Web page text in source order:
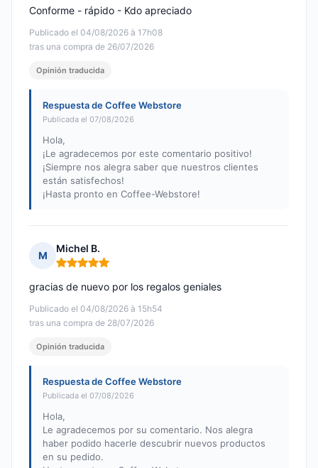
Publicado el 04/08/2026 à 17h08
tras una compra de 26/07/2026
Conforme - rápido - Kdo apreciado
Opinión traducida
Respuesta de Coffee Webstore
Publicada el 07/08/2026
Hola,
¡Le agradecemos por este comentario positivo!
¡Siempre nos alegra saber que nuestros clientes
están satisfechos!
¡Hasta pronto en Coffee-Webstore!
M
Michel B.
Nota: 5 de 5
Publicado el 04/08/2026 à 15h54
tras una compra de 28/07/2026
gracias de nuevo por los regalos geniales
Opinión traducida
Respuesta de Coffee Webstore
Publicada el 07/08/2026
Hola,
Le agradecemos por su comentario. Nos alegra
haber podido hacerle descubrir nuevos productos
en su pedido.